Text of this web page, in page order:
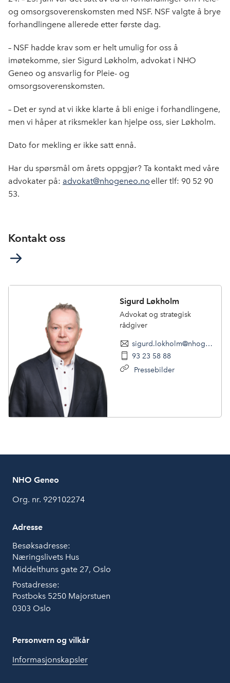
b
k
e
s
og omsorgsoverenskomsten med NSF. NSF valgte å brye
forhandlingene allerede etter første dag.
– NSF hadde krav som er helt umulig for oss å
imøtekomme, sier Sigurd Løkholm, advokat i NHO
Geneo og ansvarlig for Pleie- og
omsorgsoverenskomsten.
– Det er synd at vi ikke klarte å bli enige i forhandlingene,
men vi håper at riksmekler kan hjelpe oss, sier Løkholm.
Dato for mekling er ikke satt ennå.
Har du spørsmål om årets oppgjør? Ta kontakt med våre
advokater på: advokat@nhogeneo.no eller tlf: 90 52 90
53.
Kontakt oss
Sigurd Løkholm
Advokat og strategisk
rådgiver
sigurd.lokholm@nhogeneo.no
93 23 58 88
Pressebilder
NHO Geneo
Org. nr. 929102274
Adresse
Besøksadresse:
Næringslivets Hus
Middelthuns gate 27, Oslo
Postadresse:
Postboks 5250 Majorstuen
0303 Oslo
Personvern og vilkår
Informasjonskapsler